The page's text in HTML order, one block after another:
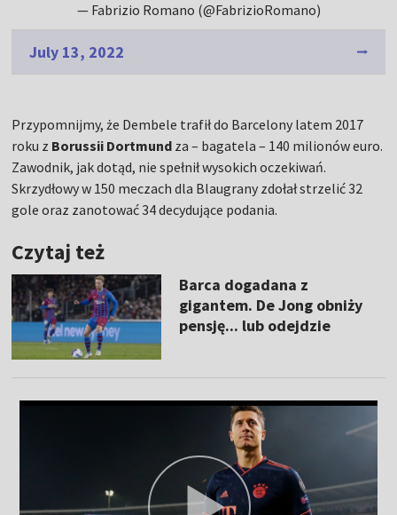
— Fabrizio Romano (@FabrizioRomano)
July 13, 2022
Przypomnijmy, że Dembele trafił do Barcelony latem 2017
roku z Borussii Dortmund za – bagatela – 140 milionów euro.
Zawodnik, jak dotąd, nie spełnił wysokich oczekiwań.
Skrzydłowy w 150 meczach dla Blaugrany zdołał strzelić 32
gole oraz zanotować 34 decydujące podania.
Czytaj też
Barca dogadana z
gigantem. De Jong obniży
pensję... lub odejdzie